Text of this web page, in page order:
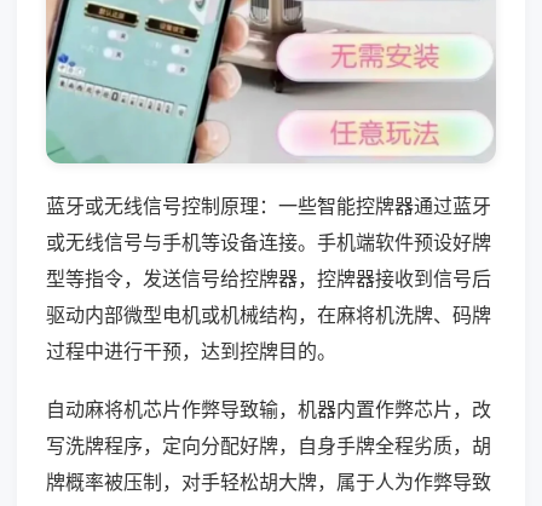
蓝牙或无线信号控制原理：一些智能控牌器通过蓝牙
或无线信号与手机等设备连接。手机端软件预设好牌
型等指令，发送信号给控牌器，控牌器接收到信号后
驱动内部微型电机或机械结构，在麻将机洗牌、码牌
过程中进行干预，达到控牌目的。
自动麻将机芯片作弊导致输，机器内置作弊芯片，改
写洗牌程序，定向分配好牌，自身手牌全程劣质，胡
牌概率被压制，对手轻松胡大牌，属于人为作弊导致